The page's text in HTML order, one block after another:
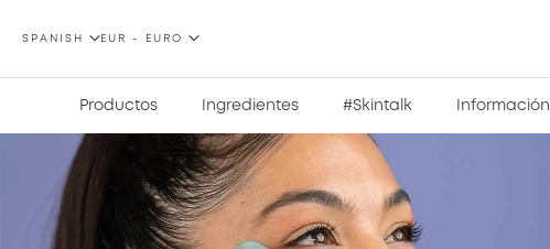
LENGUAJE
SPANISH
MONEDA
EUR - EURO
Productos Ingredientes #Skintalk Información